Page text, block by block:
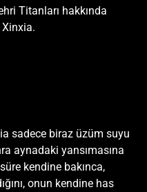
Titanları hakkında
sadece biraz üzüm suyu
aynadaki yansımasına
kendine bakınca,
onun kendine has